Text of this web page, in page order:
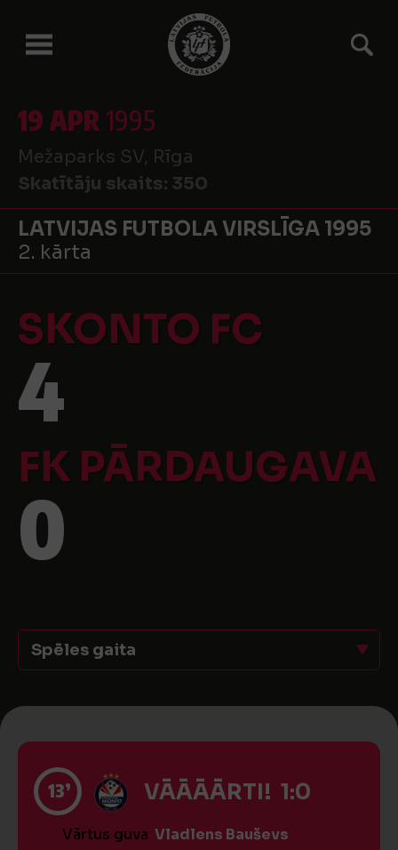
19 APR 1995
Mežaparks SV, Rīga
Skatītāju skaits: 350
LATVIJAS FUTBOLA VIRSLĪGA 1995
2. kārta
SKONTO FC
4
FK PĀRDAUGAVA
0
Spēles gaita
13’ VĀĀĀĀRTI! 1:0
Vārtus guva Vladlens Bauševs